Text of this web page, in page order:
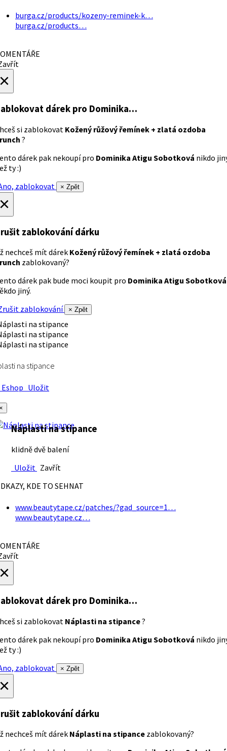
burga.cz/products/kozeny-reminek-k…
burga.cz/products…
dárek pro Dominika…
si zablokovat Kožený růžový řemínek + zlatá ozdoba
?
dárek pak nekoupí pro Dominika Atigu Sobotková nikdo
ty :)
zablokovat
× Zpět
zablokování dárku
nechceš mít dárek Kožený růžový řemínek + zlatá ozdoba
zablokovaný?
dárek pak bude moci koupit pro Dominika Atigu Sobotková
jiný.
zablokování
× Zpět
na stipance
Uložit
Náplasti na stipance
klidně dvě balení
Uložit Zavřít
KDE TO SEHNAT
www.beautytape.cz/patches/?gad_source=1…
www.beautytape.cz…
dárek pro Dominika…
si zablokovat Náplasti na stipance?
dárek pak nekoupí pro Dominika Atigu Sobotková nikdo
ty :)
zablokovat
× Zpět
zablokování dárku
nechceš mít dárek Náplasti na stipance zablokovaný?